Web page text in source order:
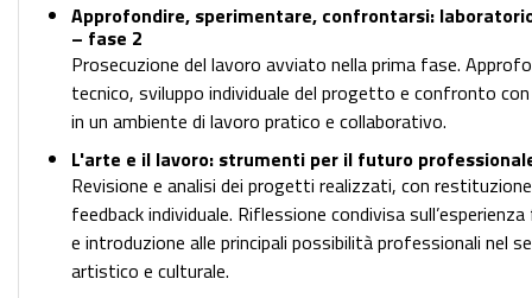
Approfondire, sperimentare, confrontarsi:
– fase 2
Prosecuzione del lavoro avviato nella prima fase.
tecnico, sviluppo individuale del progetto e confronto
in un ambiente di lavoro pratico e collaborativo.
L'arte e il lavoro: strumenti per il futuro
Revisione e analisi dei progetti realizzati, con
feedback individuale. Riflessione condivisa
e introduzione alle principali possibilità professionali nel
artistico e culturale.